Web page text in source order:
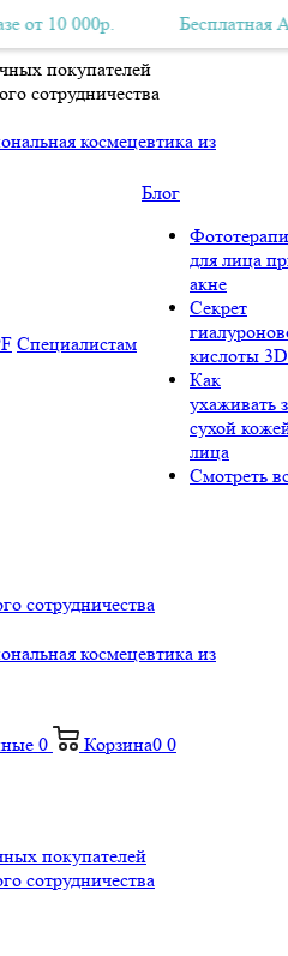
покупателей
сотрудничества
при заказе от 10 000р.
000р. Бесплатная Авиа-
Специалистам
Блог
для лица
акне
Секрет
кислоты 3D
Как
ухаживать
сухой
лица
Смотреть
сотрудничества
0 Корзина0 0
покупателей
сотрудничества